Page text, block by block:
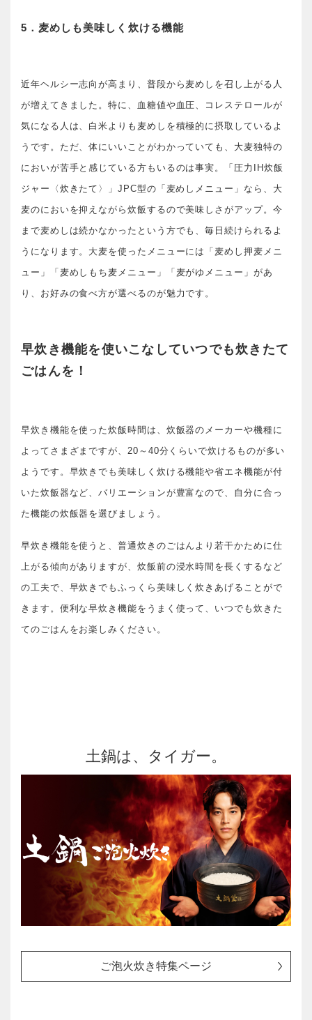
5．麦めしも美味しく炊ける機能
近年ヘルシー志向が高まり、普段から麦めしを召し上がる人
が増えてきました。特に、血糖値や血圧、コレステロールが
気になる人は、白米よりも麦めしを積極的に摂取しているよ
うです。ただ、体にいいことがわかっていても、大麦独特の
においが苦手と感じている方もいるのは事実。「圧力IH炊飯
ジャー〈炊きたて〉」JPC型の「麦めしメニュー」なら、大
麦のにおいを抑えながら炊飯するので美味しさがアップ。今
まで麦めしは続かなかったという方でも、毎日続けられるよ
うになります。大麦を使ったメニューには「麦めし押麦メニ
ュー」「麦めしもち麦メニュー」「麦がゆメニュー」があ
り、お好みの食べ方が選べるのが魅力です。
早炊き機能を使いこなしていつでも炊きたて
ごはんを！
早炊き機能を使った炊飯時間は、炊飯器のメーカーや機種に
よってさまざまですが、20～40分くらいで炊けるものが多い
ようです。早炊きでも美味しく炊ける機能や省エネ機能が付
いた炊飯器など、バリエーションが豊富なので、自分に合っ
た機能の炊飯器を選びましょう。
早炊き機能を使うと、普通炊きのごはんより若干かために仕
上がる傾向がありますが、炊飯前の浸水時間を長くするなど
の工夫で、早炊きでもふっくら美味しく炊きあげることがで
きます。便利な早炊き機能をうまく使って、いつでも炊きた
てのごはんをお楽しみください。
土鍋は、タイガー。
ご泡火炊き特集ページ